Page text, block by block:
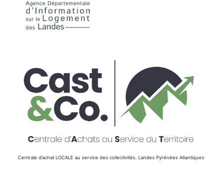
Centrale d’achat LOCALE au service des collectivités. Landes Pyrénées Atlantiques